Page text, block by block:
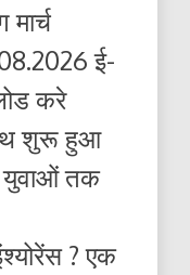
ई-
करे
शुरू हुआ
युवाओं तक
? एक